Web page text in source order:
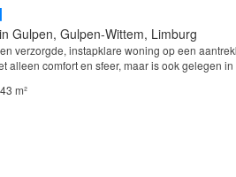
in Gulpen, Gulpen-Wittem, Limburg
verzorgde, instapklare woning op een
alleen comfort en sfeer, maar is ook gelegen
GULPEN…
43 m²